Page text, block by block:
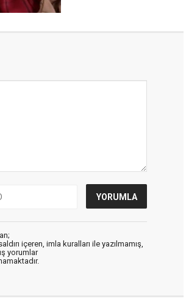
içeren, imla kuralları ile yazılmamış,
yorumlar